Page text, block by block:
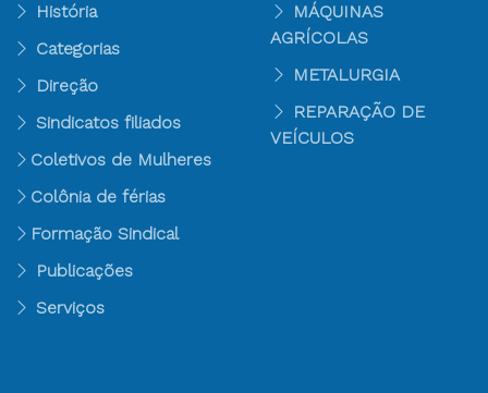
História
Categorias
Direção
Sindicatos filiados
Coletivos de Mulheres
Colônia de férias
Formação Sindical
Publicações
Serviços
MÁQUINAS
AGRÍCOLAS
METALURGIA
REPARAÇÃO DE
VEÍCULOS